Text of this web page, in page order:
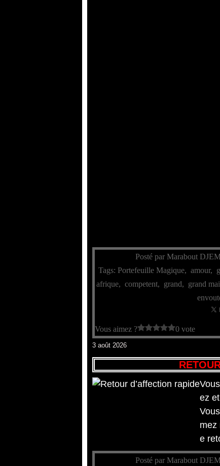
Posté par Marabout
Tags:Portefeuille Magique,amour,
afrique,competent, grand, grand
Vous aimez ? 0 vote
3 août 2026
ez
mez
e
Posté par Marabout